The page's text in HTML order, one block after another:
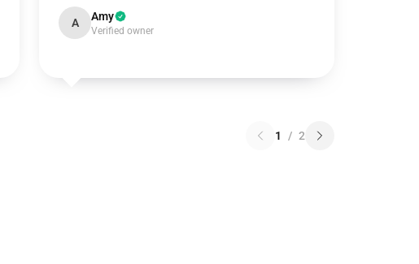
A Amy
Verified owner
1 / 2